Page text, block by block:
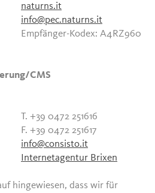
naturns.it
info@pec.naturns.it
Empfänger-Kodex: A4RZ960
CMS
T. +39 0472 251616
F. +39 0472 251617
info@consisto.it
Internetagentur Brixen
hingewiesen, dass wir für